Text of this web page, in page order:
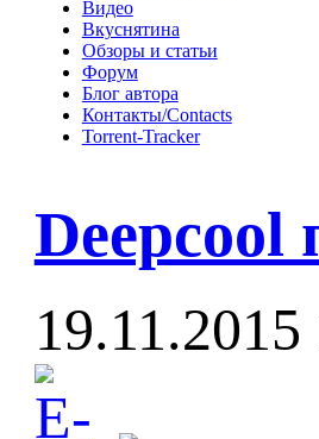
Видео
Вкуснятина
Обзоры и статьи
Форум
Блог автора
Контакты/Contacts
Torrent-Tracker